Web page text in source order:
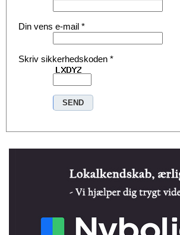
Din vens e-mail *
Skriv sikkerhedskoden *